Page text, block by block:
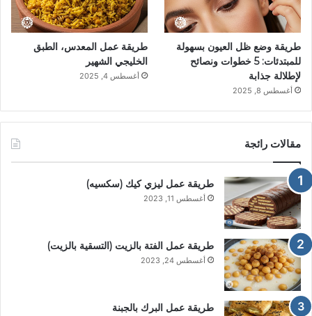
طريقة وضع ظل العيون بسهولة
للمبتدئات: 5 خطوات ونصائح
لإطلالة جذابة
أغسطس 8, 2025
طريقة عمل المعدس، الطبق
الخليجي الشهير
أغسطس 4, 2025
مقالات رائجة
طريقة عمل ليزي كيك (سكسيه)
أغسطس 11, 2023
طريقة عمل الفتة بالزيت (التسقية بالزيت)
أغسطس 24, 2023
طريقة عمل البرك بالجبنة